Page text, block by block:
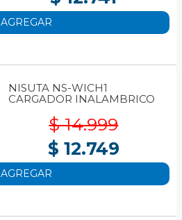
AGREGAR
NISUTA NS-WICH1
CARGADOR INALAMBRICO
$ 14.999
$ 12.749
AGREGAR